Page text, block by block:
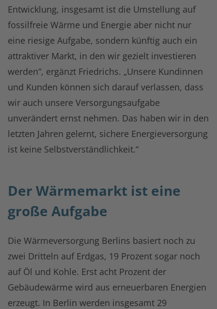
Entwicklung, insgesamt ist die Umstellung auf
fossilfreie Wärme und Energie aber nicht nur
eine riesige Aufgabe, sondern künftig auch ein
attraktiver Markt, in den wir gezielt investieren
werden“, ergänzt Friedrichs. „Unsere Kundinnen
und Kunden können sich darauf verlassen, dass
wir auch unsere Versorgungsaufgabe
unverändert ernst nehmen. Das haben wir in den
letzten Jahren gelernt, sichere Energieversorgung
ist keine Selbstverständlichkeit.“
Der Wärmemarkt ist eine
große Aufgabe
Die Wärmeversorgung Berlins basiert noch zu
zwei Dritteln auf Erdgas, 19 Prozent sogar noch
auf Öl und Kohle. Erst acht Prozent der
Gebäudewärme wird aus erneuerbaren Energien
erzeugt. In Berlin werden insgesamt 29